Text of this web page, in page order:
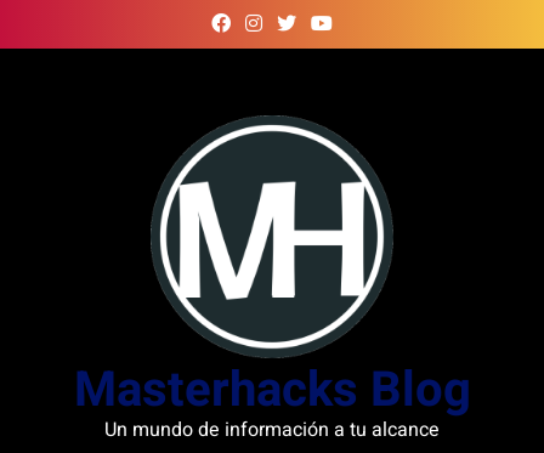
to
Masterhacks Blog
Un mundo de información a tu alcance